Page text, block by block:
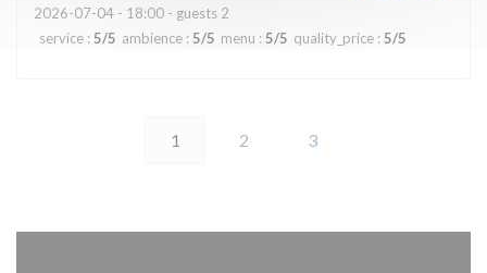
2026-07-04 - 18:00 - guests 2
service : 5/5 ambience :5/5 menu : 5/5 quality_price : 5/5
1 2 3